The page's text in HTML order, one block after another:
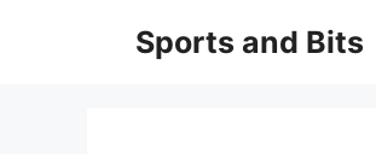
Sports and Bits